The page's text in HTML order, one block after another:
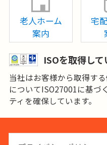
老人ホーム
案内
宅
ISOを取得して
当社はお客様から取得す
についてISO27001に基づ
ティを確保しています。